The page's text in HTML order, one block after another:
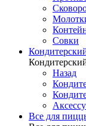
Совки
Назад
Все для